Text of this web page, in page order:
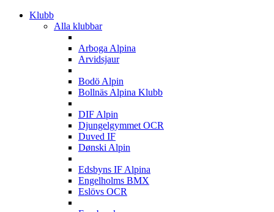
Klubb
Alla klubbar
Arboga Alpina
Arvidsjaur
Bodö Alpin
Bollnäs Alpina Klubb
DIF Alpin
Djungelgymmet OCR
Duved IF
Dønski Alpin
Edsbyns IF Alpina
Engelholms BMX
Eslövs OCR